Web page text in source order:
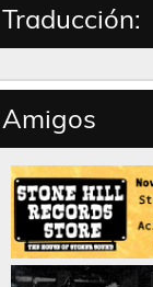
Traducción:
Amigos